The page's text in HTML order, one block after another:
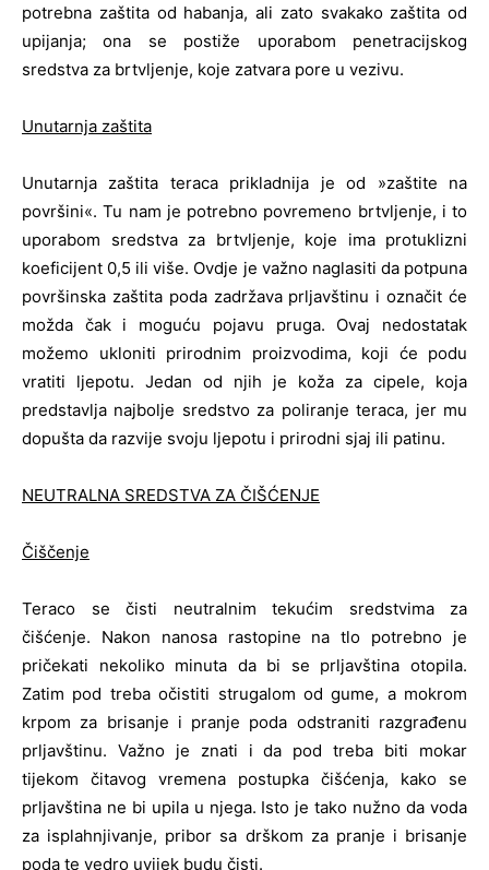
potrebna zaštita od habanja, ali zato svakako zaštita od
upijanja; ona se postiže uporabom penetracijskog
sredstva za brtvljenje, koje zatvara pore u vezivu.
Unutarnja zaštita
Unutarnja zaštita teraca prikladnija je od »zaštite na
površini«. Tu nam je potrebno povremeno brtvljenje, i to
uporabom sredstva za brtvljenje, koje ima protuklizni
koeficijent 0,5 ili više. Ovdje je važno naglasiti da potpuna
površinska zaštita poda zadržava prljavštinu i označit će
možda čak i moguću pojavu pruga. Ovaj nedostatak
možemo ukloniti prirodnim proizvodima, koji će podu
vratiti ljepotu. Jedan od njih je koža za cipele, koja
predstavlja najbolje sredstvo za poliranje teraca, jer mu
dopušta da razvije svoju ljepotu i prirodni sjaj ili patinu.
NEUTRALNA SREDSTVA ZA ČIŠĆENJE
Čiščenje
Teraco se čisti neutralnim tekućim sredstvima za
čišćenje. Nakon nanosa rastopine na tlo potrebno je
pričekati nekoliko minuta da bi se prljavština otopila.
Zatim pod treba očistiti strugalom od gume, a mokrom
krpom za brisanje i pranje poda odstraniti razgrađenu
prljavštinu. Važno je znati i da pod treba biti mokar
tijekom čitavog vremena postupka čišćenja, kako se
prljavština ne bi upila u njega. Isto je tako nužno da voda
za isplahnjivanje, pribor sa drškom za pranje i brisanje
poda te vedro uvijek budu čisti.